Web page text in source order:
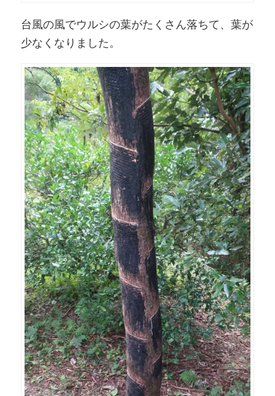
台風の風でウルシの葉がたくさん落ちて、葉が
少なくなりました。